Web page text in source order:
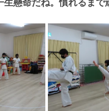
生懸命だね。慣れるま